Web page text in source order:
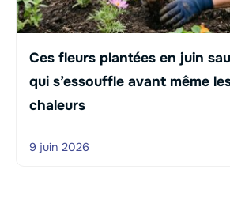
Ces fleurs plantées en juin
qui s’essouffle avant même
chaleurs
9 juin 2026